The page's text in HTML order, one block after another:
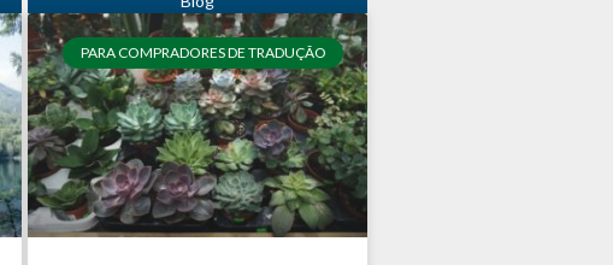
PARA COMPRADORES DE TRADUÇÃO